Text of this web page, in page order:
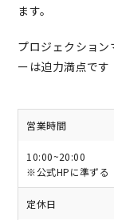
ます。
プロジェクショ
ーは迫力満点です
営業時間
10:00~20:00
※公式HPに準ずる
定休日